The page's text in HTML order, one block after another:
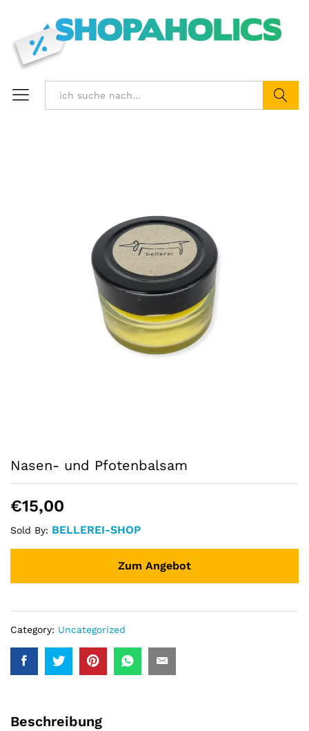
Nasen- und Pfotenbalsam
€15,00
Sold By: BELLEREI-SHOP
Zum Angebot
Category: Uncategorized
Beschreibung